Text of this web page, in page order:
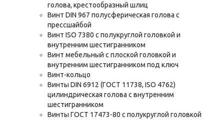
голова, крестообразный шлиц
Винт DIN 967 полусферическая голова с
прессшайбой
Винт ISO 7380 с полукруглой головкой и
внутренним шестигранником
Винт мебельный с плоской головкой и
внутренним шестигранником под ключ
Винт-кольцо
Винты DIN 6912 (ГОСТ 11738, ISO 4762)
цилиндрическая голова с внутренним
шестигранником
Винты ГОСТ 17473-80 с полукруглой головкой